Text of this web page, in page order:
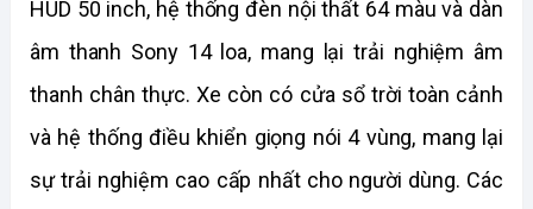
HUD 50 inch, hệ thống đèn nội thất 64 màu và dàn
âm thanh Sony 14 loa, mang lại trải nghiệm âm
thanh chân thực. Xe còn có cửa sổ trời toàn cảnh
và hệ thống điều khiển giọng nói 4 vùng, mang lại
sự trải nghiệm cao cấp nhất cho người dùng. Các